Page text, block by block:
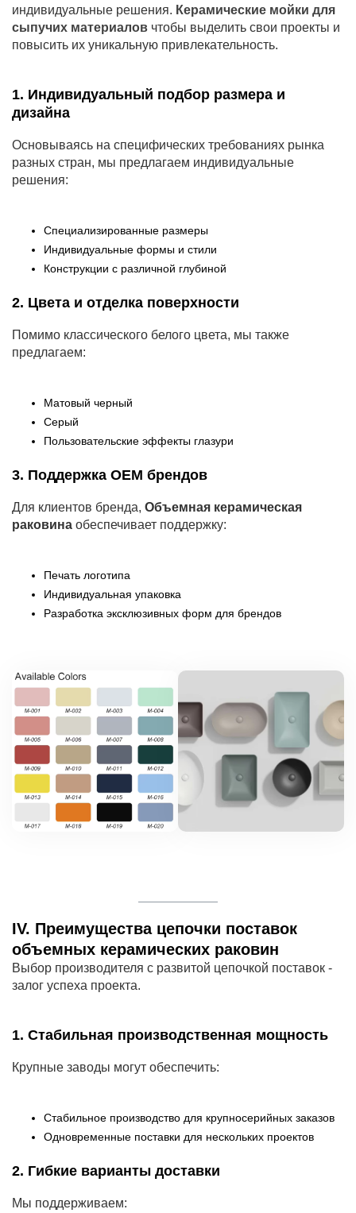
индивидуальные решения. Керамические мойки для
сыпучих материалов чтобы выделить свои проекты и
повысить их уникальную привлекательность.
1. Индивидуальный подбор размера и
дизайна
Основываясь на специфических требованиях рынка
разных стран, мы предлагаем индивидуальные
решения:
Специализированные размеры
Индивидуальные формы и стили
Конструкции с различной глубиной
2. Цвета и отделка поверхности
Помимо классического белого цвета, мы также
предлагаем:
Матовый черный
Серый
Пользовательские эффекты глазури
3. Поддержка OEM брендов
Для клиентов бренда, Объемная керамическая
раковина обеспечивает поддержку:
Печать логотипа
Индивидуальная упаковка
Разработка эксклюзивных форм для брендов
IV. Преимущества цепочки поставок
объемных керамических раковин
Выбор производителя с развитой цепочкой поставок -
залог успеха проекта.
1. Стабильная производственная мощность
Крупные заводы могут обеспечить:
Стабильное производство для крупносерийных заказов
Одновременные поставки для нескольких проектов
2. Гибкие варианты доставки
Мы поддерживаем: